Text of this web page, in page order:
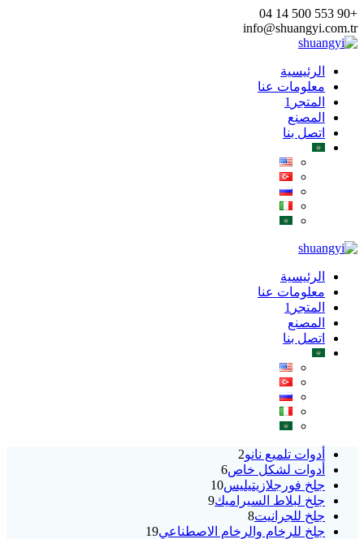
Skip
to
content
+90 553 500 14 04
info@shuangyi.com.tr
الرئيسية
معلومات عنا
المتجر1
المصنع
اتصل بنا
الرئيسية
معلومات عنا
المتجر1
المصنع
اتصل بنا
أدوات تلميع نانو2
منتجاتأدوات لشكل خاص6
6
منتجاتجلخ فورجلازيتيليس10
منتجات جلخ لبلاط السيراميك9
9
جلخ للجرانيت8
8
منتجات
جلخ للرخام والرخام الاصطناعي19